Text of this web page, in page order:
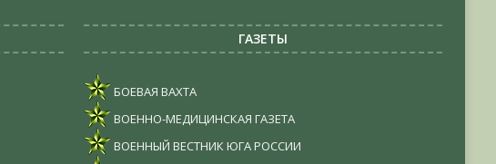
ГАЗЕТЫ
БОЕВАЯ ВАХТА
ВОЕННО-МЕДИЦИНСКАЯ ГАЗЕТА
ВОЕННЫЙ ВЕСТНИК ЮГА РОССИИ